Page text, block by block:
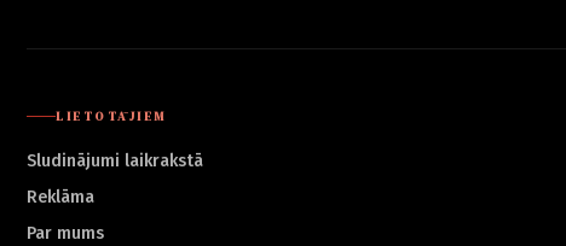
LIETOTĀJIEM
Sludinājumi laikrakstā
Reklāma
Par mums